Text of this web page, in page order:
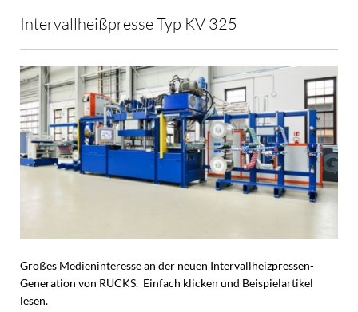
Intervallheißpresse Typ KV 325
Großes Medieninteresse an der neuen Intervallheizpressen-
Generation von RUCKS. Einfach klicken und Beispielartikel
lesen.